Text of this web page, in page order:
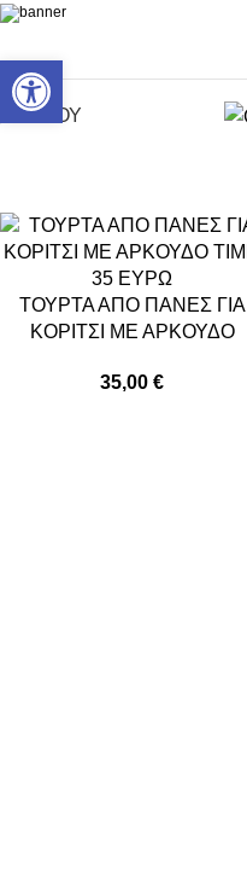
ΜΕΝΟΥ
ΤΟΥΡΤΑ ΑΠΟ ΠΑΝΕΣ ΓΙΑ
ΚΟΡΙΤΣΙ ΜΕ ΑΡΚΟΥΔΟ
35,00 €
Ανοίξτε τη γραμμή εργαλείων